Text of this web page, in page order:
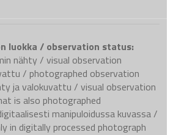
luokka / observation status:
nähty / visual observation
/ photographed observation
ja valokuvattu / visual observation
is also photographed
manipuloidussa kuvassa /
in digitally processed photograph